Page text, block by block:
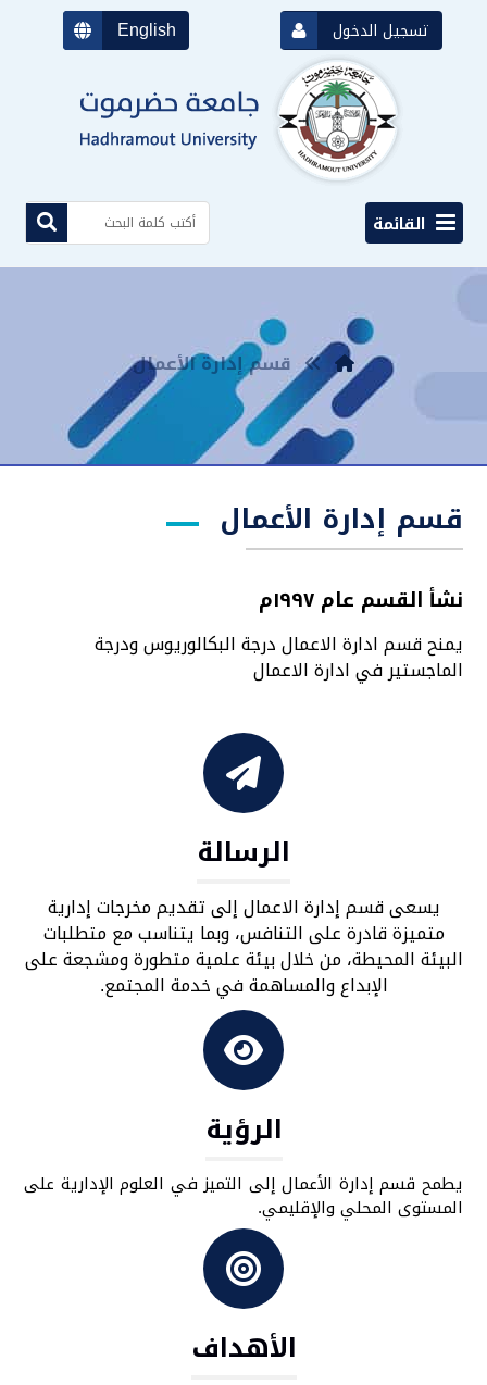
English تسجيل الدخول
القائمة
قسم إدارة الأعمال
قسم إدارة الأعمال
نشأ القسم عام ١٩٩٧م
يمنح قسم ادارة الاعمال درجة البكالوريوس ودرجة
الماجستير في ادارة الاعمال
الرسالة
يسعى قسم إدارة الاعمال ‏إلى تقديم مخرجات إدارية
‏متميزة قادرة على التنافس، ‏وبما يتناسب ‏مع متطلبات
‏البيئة المحيطة، من خلال ‏بيئة علمية متطورة ومشجعة ‏على
الإبداع والمساهمة ‏في ‏خدمة المجتمع.‏
الرؤية
يطمح قسم إدارة الأعمال إلى التميز في العلوم الإدارية على
المستوى المحلي والإقليمي.
الأهداف